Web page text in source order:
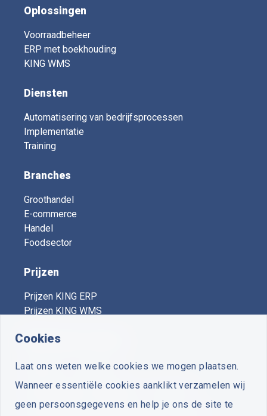
Oplossingen
Voorraadbeheer
ERP met boekhouding
KING WMS
Diensten
Automatisering van bedrijfsprocessen
Implementatie
Training
Branches
Groothandel
E-commerce
Handel
Foodsector
Prijzen
Prijzen KING ERP
Prijzen KING WMS
KING Expert Centers
Vooruit - Voorthuizen
Plus Business Software- Zuidwolde
Cookies
Laat ons weten welke cookies we mogen plaatsen.
Wanneer essentiële cookies aanklikt verzamelen wij
geen persoonsgegevens en help je ons de site te